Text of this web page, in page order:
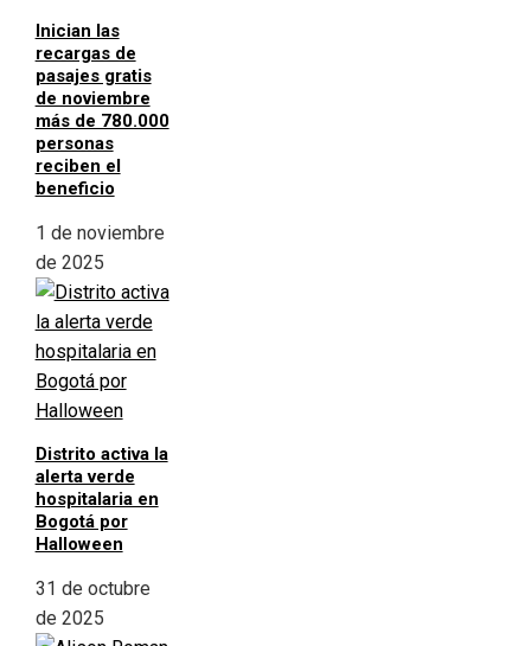
Inician las
recargas de
pasajes gratis
de noviembre
más de 780.000
personas
reciben el
beneficio
1 de noviembre
de 2025
Distrito activa la
alerta verde
hospitalaria en
Bogotá por
Halloween
31 de octubre
de 2025